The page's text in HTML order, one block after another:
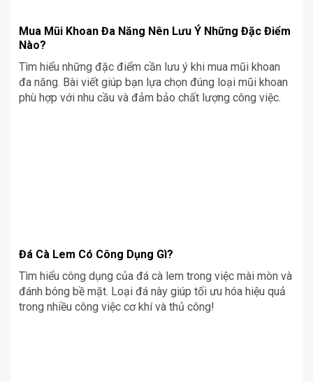
Mua Mũi Khoan Đa Năng Nên Lưu Ý Những Đặc Điểm
Nào?
Tìm hiểu những đặc điểm cần lưu ý khi mua mũi khoan
đa năng. Bài viết giúp bạn lựa chọn đúng loại mũi khoan
phù hợp với nhu cầu và đảm bảo chất lượng công việc.
Đá Cà Lem Có Công Dụng Gì?
Tìm hiểu công dụng của đá cà lem trong việc mài mòn và
đánh bóng bề mặt. Loại đá này giúp tối ưu hóa hiệu quả
trong nhiều công việc cơ khí và thủ công!